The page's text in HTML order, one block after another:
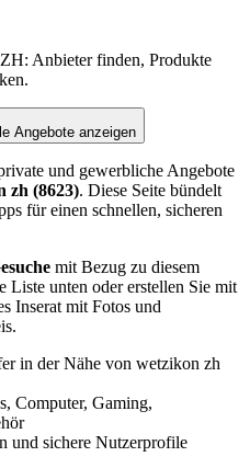
Anbieter finden, Produkte
Angebote anzeigen
und gewerbliche Angebote
zh (8623). Diese Seite bündelt
für einen schnellen, sicheren
mit Bezug zu diesem
Liste unten oder erstellen Sie mit
Inserat mit Fotos und
in der Nähe von wetzikon zh
Computer, Gaming,
und sichere Nutzerprofile